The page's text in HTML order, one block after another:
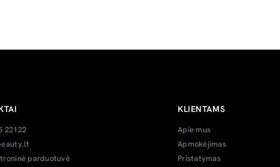
22122
parduotuvė
KLIENTAMS
Apie mus
Apmokėjimas
Pristatymas